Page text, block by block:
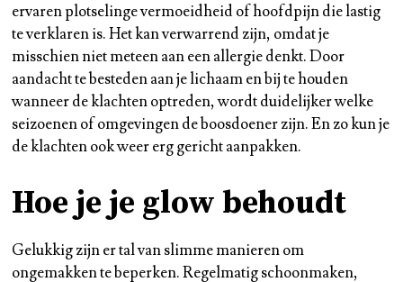
ervaren plotselinge vermoeidheid of hoofdpijn die lastig
te verklaren is. Het kan verwarrend zijn, omdat je
misschien niet meteen aan een allergie denkt. Door
aandacht te besteden aan je lichaam en bij te houden
wanneer de klachten optreden, wordt duidelijker welke
seizoenen of omgevingen de boosdoener zijn. En zo kun je
de klachten ook weer erg gericht aanpakken.
Hoe je je glow behoudt
Gelukkig zijn er tal van slimme manieren om
ongemakken te beperken. Regelmatig schoonmaken,